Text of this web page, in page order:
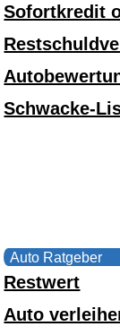
Sofortkredit
Schwacke-
Auto Ratgeber
Restwert
Auto